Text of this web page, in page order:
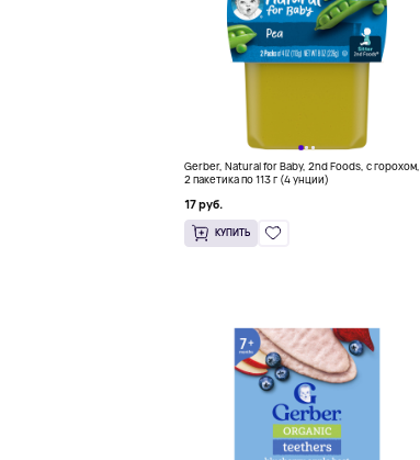
Gerber, Natural for Baby, 2nd Foods, с горохом,
2 пакетика по 113 г (4 унции)
17 руб.
КУПИТЬ